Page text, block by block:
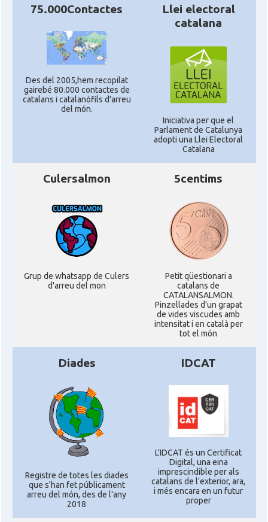
75.000Contactes
Des del 2005,hem recopilat
gairebé 80.000 contactes de
catalans i catalanòfils d'arreu
del món.
Llei electoral
catalana
Iniciativa per que el
Parlament de Catalunya
adopti una Llei Electoral
Catalana
Culersalmon
Grup de whatsapp de Culers
d'arreu del mon
5centims
Petit qüestionari a
catalans de
CATALANSALMON.
Pinzellades d'un grapat
de vides viscudes amb
intensitat i en català per
tot el món
Diades
Registre de totes les diades
que s'han fet públicament
arreu del món, des de l'any
2018
IDCAT
L'IDCAT és un Certificat
Digital, una eina
imprescindible per als
catalans de l'exterior, ara,
i més encara en un futur
proper